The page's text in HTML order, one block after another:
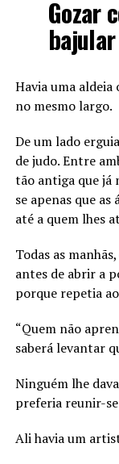
Gozar
Havia uma aldeia
no mesmo largo.
De um lado
de judo. Entre
tão antiga que já
se apenas que
até a quem lhes
Todas as
antes de abrir a
porque repetia
“Quem não
saberá levantar
Ninguém lhe
preferia reunir-
Ali havia um